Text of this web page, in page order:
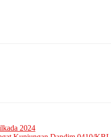
2024